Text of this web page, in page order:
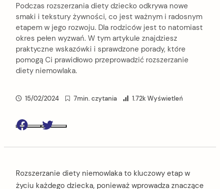
Podczas rozszerzania diety dziecko odkrywa nowe
smaki i tekstury żywności, co jest ważnym i radosnym
etapem w jego rozwoju. Dla rodziców jest to natomiast
okres pełen wyzwań. W tym artykule znajdziesz
praktyczne wskazówki i sprawdzone porady, które
pomogą Ci prawidłowo przeprowadzić rozszerzanie
diety niemowlaka.
15/02/2024 7min. czytania 1.72k Wyświetleń
Rozszerzanie diety niemowlaka to kluczowy etap w
życiu każdego dziecka, ponieważ wprowadza znaczące